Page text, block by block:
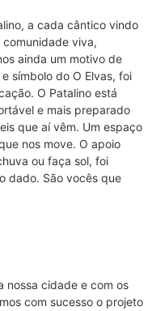
a cada cântico vindo
viva,
ainda um motivo de
símbolo do O Elvas, foi
O Patalino está
e mais preparado
que aí vêm. Um espaço
nos move. O apoio
ou faça sol, foi
dado. São vocês que
nossa cidade e com os
com sucesso o projeto